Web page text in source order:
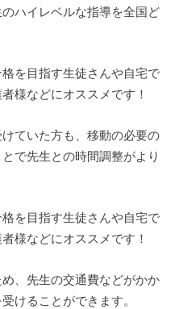
ハイレベルな指導を全国ど
を目指す生徒さんや自宅で
様などにオススメです！
ていた方も、移動の必要の
で先生との時間調整がより
を目指す生徒さんや自宅で
様などにオススメです！
、先生の交通費などがかか
けることができます。